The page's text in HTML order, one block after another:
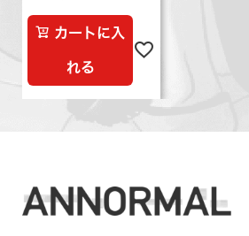
カートに入
れる